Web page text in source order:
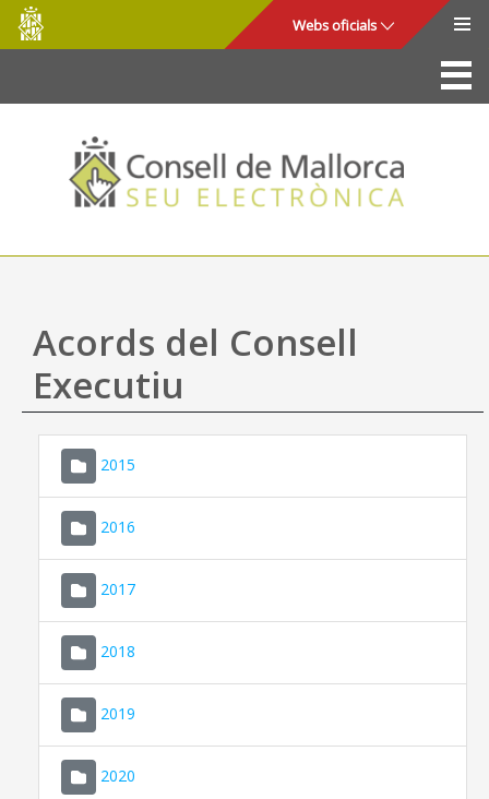
Salta al contingut principal
Consell
de
Mallorca
Webs oficials
La Seu
Consell de Mallorca
Accés i seguretat
Utilitats
Ajuda
Acords del Consell
Executiu
2015
2016
2017
2018
2019
2020